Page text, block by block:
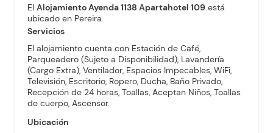
El Alojamiento Ayenda 1138 Apartahotel 109 está
ubicado en Pereira.
Servicios
El alojamiento cuenta con Estación de Café,
Parqueadero (Sujeto a Disponibilidad), Lavandería
(Cargo Extra), Ventilador, Espacios Impecables, WiFi,
Televisión, Escritorio, Ropero, Ducha, Baño Privado,
Recepción de 24 horas, Toallas, Aceptan Niños, Toallas
de cuerpo, Ascensor.
Ubicación